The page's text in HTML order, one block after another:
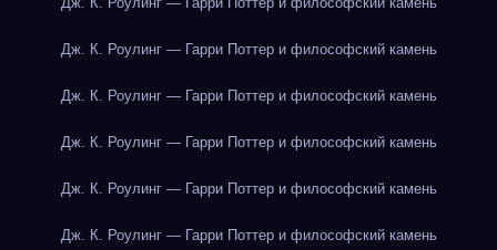
Дж. К. Роулинг — Гарри Поттер и философский камень
Дж. К. Роулинг — Гарри Поттер и философский камень
Дж. К. Роулинг — Гарри Поттер и философский камень
Дж. К. Роулинг — Гарри Поттер и философский камень
Дж. К. Роулинг — Гарри Поттер и философский камень